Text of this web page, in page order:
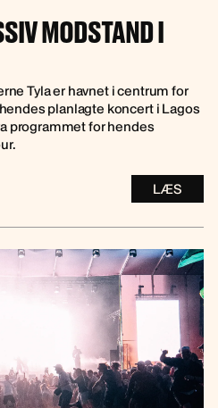
MODSTAND I
Tyla er havnet i centrum for
planlagte koncert i Lagos
programmet for hendes
LÆS